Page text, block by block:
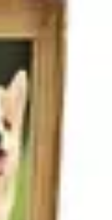
Choix et